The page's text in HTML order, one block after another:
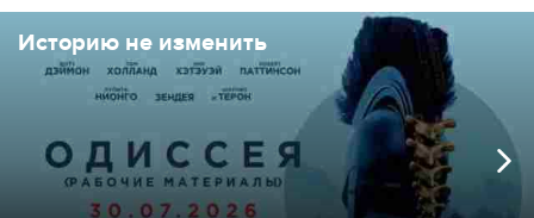
Историю не изменить